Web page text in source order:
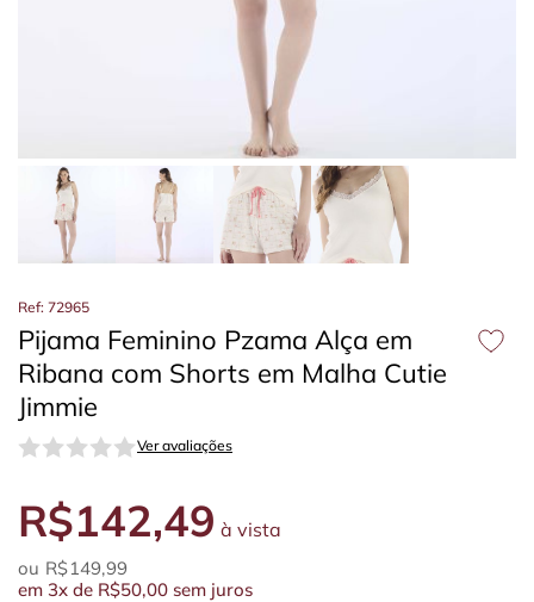
Ref: 72965
Pijama Feminino Pzama Alça em
Ribana com Shorts em Malha Cutie
Jimmie
Ver avaliações
R$142,49 à vista
R$149,99
em 3x de R$50,00 sem juros